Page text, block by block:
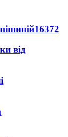
16372
від